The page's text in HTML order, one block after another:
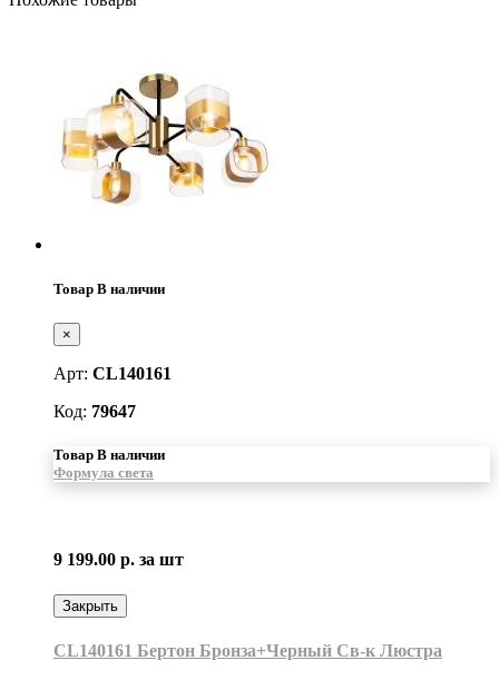
Товар В наличии
×
Арт: CL140161
Код: 79647
Товар В наличии
Формула света
9 199.00 р. за шт
Закрыть
CL140161 Бертон Бронза+Черный Св-к Люстра